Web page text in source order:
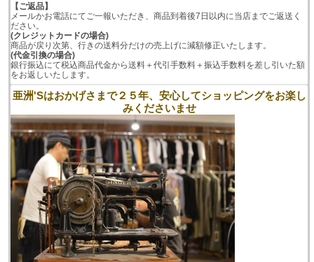
【ご返品】
メールかお電話にてご一報いただき、商品到着後7日以内に当店までご返送く
ださい。
(クレジットカードの場合)
商品が戻り次第、行きの送料分だけの売上げに減額修正いたします。
(代金引換の場合)
銀行振込にて税込商品代金から送料＋代引手数料＋振込手数料を差し引いた額
をお返しいたします。
亜洲'Sはおかげさまで２５年、安心してショッピングをお楽し
みくださいませ